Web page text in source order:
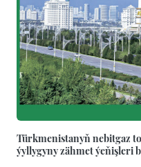
Türkmenistanyň nebitgaz
ýyllygyny zähmet ýeňişleri